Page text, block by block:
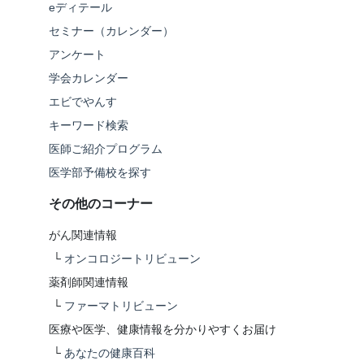
eディテール
セミナー（カレンダー）
アンケート
学会カレンダー
エビでやんす
キーワード検索
医師ご紹介プログラム
医学部予備校を探す
その他のコーナー
がん関連情報
└ オンコロジートリビューン
薬剤師関連情報
└ ファーマトリビューン
医療や医学、健康情報を分かりやすくお届け
└ あなたの健康百科